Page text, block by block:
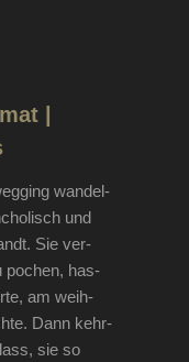
wan­del­
und
Sie ver­
pochen, has­
am weih­
Dann kehr­
sie so